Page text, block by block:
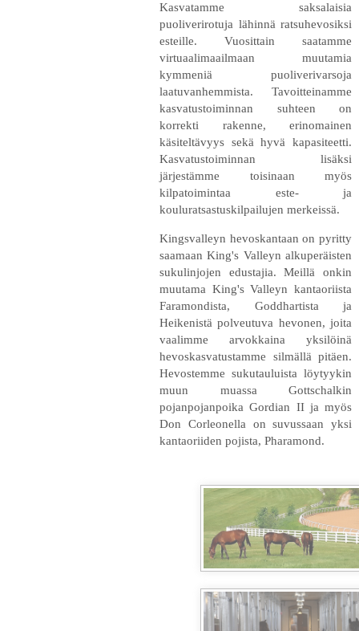
Kasvatamme saksalaisia
puoliverirotuja lähinnä ratsuhevosiksi
esteille. Vuosittain saatamme
virtuaalimaailmaan muutamia
kymmeniä puoliverivarsoja
laatuvanhemmista. Tavoitteinamme
kasvatustoiminnan suhteen on
korrekti rakenne, erinomainen
käsiteltävyys sekä hyvä kapasiteetti.
Kasvatustoiminnan lisäksi
järjestämme toisinaan myös
kilpatoimintaa este- ja
kouluratsastuskilpailujen merkeissä.
Kingsvalleyn hevoskantaan on pyritty
saamaan King's Valleyn alkuperäisten
sukulinjojen edustajia. Meillä onkin
muutama King's Valleyn kantaoriista
Faramondista, Goddhartista ja
Heikenistä polveutuva hevonen, joita
vaalimme arvokkaina yksilöinä
hevoskasvatustamme silmällä pitäen.
Hevostemme sukutauluista löytyykin
muun muassa Gottschalkin
pojanpojanpoika Gordian II ja myös
Don Corleonella on suvussaan yksi
kantaoriiden pojista, Pharamond.